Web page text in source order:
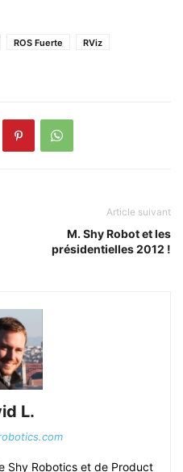
ROS Fuerte
RViz
Article suivant
M. Shy Robot et les
présidentielles 2012 !
L.
Shy Robotics et de Product